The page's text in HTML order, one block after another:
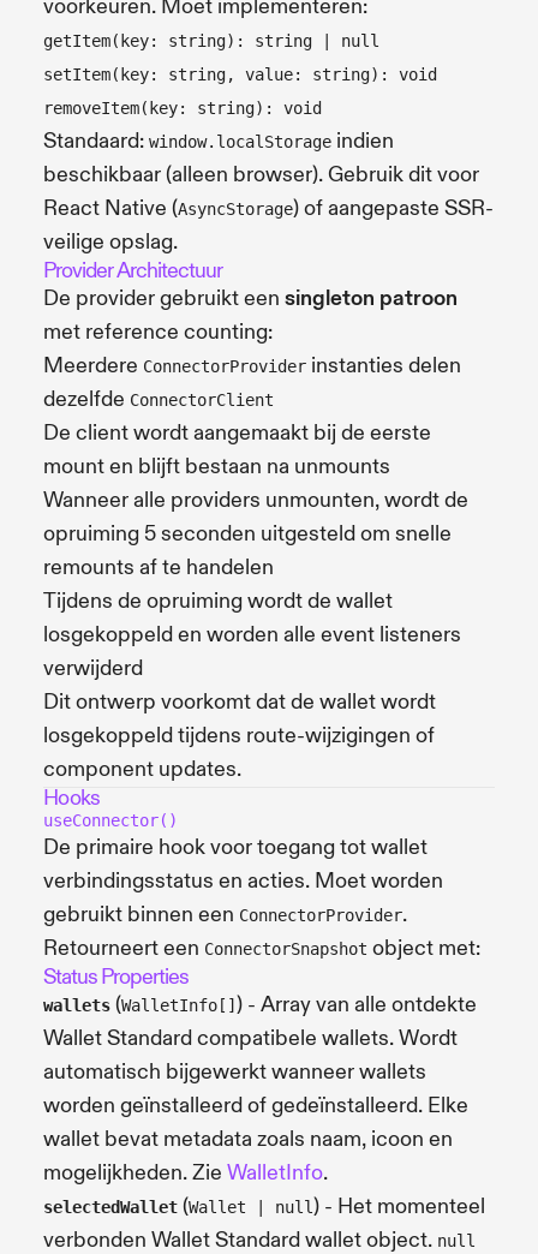
voorkeuren. Moet implementeren:
getItem(key: string): string | null
setItem(key: string, value: string): void
removeItem(key: string): void
Standaard: window.localStorage indien
beschikbaar (alleen browser). Gebruik dit voor
React Native (AsyncStorage) of aangepaste SSR-
veilige opslag.
Provider Architectuur
De provider gebruikt een singleton patroon
met reference counting:
Meerdere ConnectorProvider instanties delen
dezelfde ConnectorClient
De client wordt aangemaakt bij de eerste
mount en blijft bestaan na unmounts
Wanneer alle providers unmounten, wordt de
opruiming 5 seconden uitgesteld om snelle
remounts af te handelen
Tijdens de opruiming wordt de wallet
losgekoppeld en worden alle event listeners
verwijderd
Dit ontwerp voorkomt dat de wallet wordt
losgekoppeld tijdens route-wijzigingen of
component updates.
Hooks
useConnector()
De primaire hook voor toegang tot wallet
verbindingsstatus en acties. Moet worden
gebruikt binnen een ConnectorProvider.
Retourneert een ConnectorSnapshot object met:
Status Properties
wallets (WalletInfo[] ) - Array van alle ontdekte
Wallet Standard compatibele wallets. Wordt
automatisch bijgewerkt wanneer wallets
worden geïnstalleerd of gedeïnstalleerd. Elke
wallet bevat metadata zoals naam, icoon en
mogelijkheden. Zie WalletInfo.
selectedWallet (Wallet | null) - Het momenteel
verbonden Wallet Standard wallet object. null